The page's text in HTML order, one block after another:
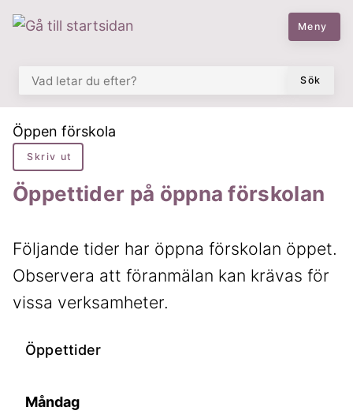
till innehåll
till huvudmeny
till sidomeny Meny
Sök
Du är här:
Öppen förskola
Skriv ut
Öppettider på öppna förskolan
Följande tider har öppna förskolan öppet.
Observera att föranmälan kan krävas för
vissa verksamheter.
Öppettider
Måndag